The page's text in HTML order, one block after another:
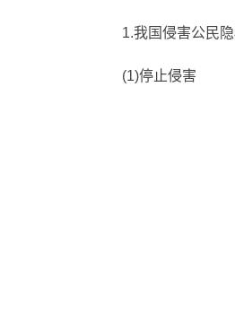
1.我国侵害公民
(1)停止侵害